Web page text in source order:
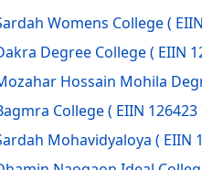
Womens College(
Degree College( EIIN
Hossain Mohila
College( EIIN 126423
Mohavidyaloya ( EIIN